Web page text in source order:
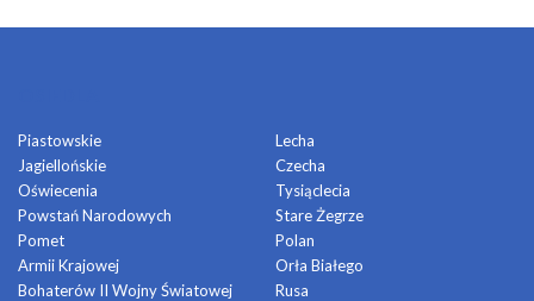
Piastowskie
Jagiellońskie
Oświecenia
Powstań Narodowych
Pomet
Armii Krajowej
Bohaterów II Wojny Światowej
Lecha
Czecha
Tysiąclecia
Stare Żegrze
Polan
Orła Białego
Rusa